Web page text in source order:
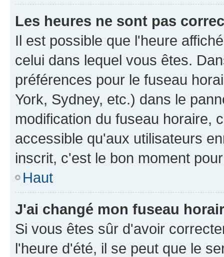
Les heures ne sont pas
Il est possible que l'heure
celui dans lequel vous êtes.
préférences pour le fuseau
York, Sydney, etc.) dans le
modification du fuseau horaire,
accessible qu'aux utilisateurs
inscrit, c'est le bon moment
Haut
J'ai changé mon fuseau
Si vous êtes sûr d'avoir
l'heure d'été, il se peut que le